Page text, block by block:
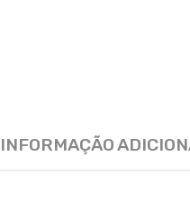
INFORMAÇÃO